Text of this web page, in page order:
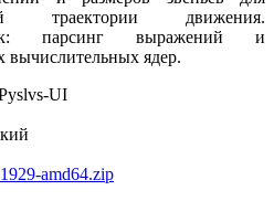
траектории движения.
парсинг выражений и
вычислительных ядер.
UI
amd64.zip